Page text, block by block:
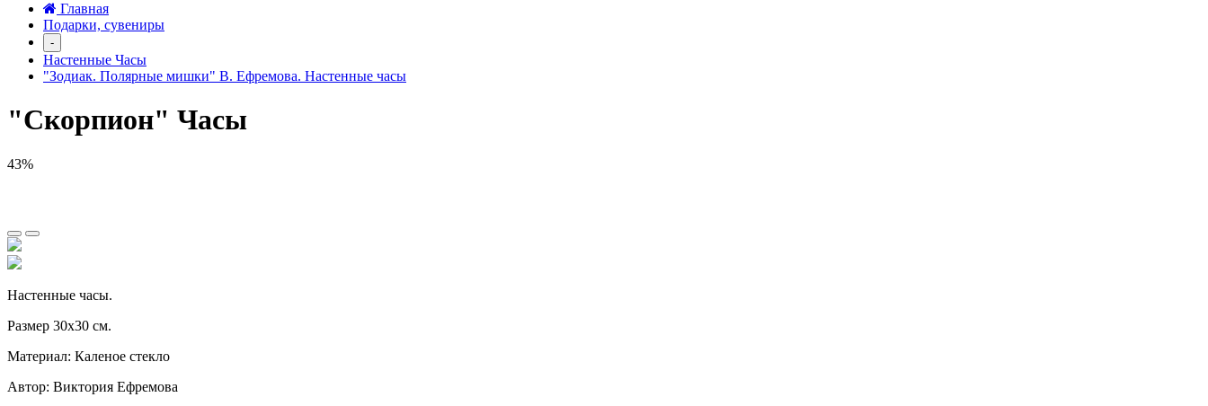
Главная
Подарки, сувениры
-
Настенные Часы
"Зодиак. Полярные мишки" В. Ефремова. Настенные часы
"Скорпион" Часы
43%
Настенные часы.
Размер 30х30 см.
Материал: Каленое стекло
Автор: Виктория Ефремова